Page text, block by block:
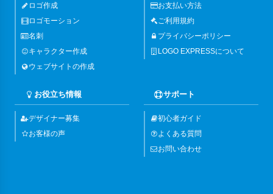
ロゴ作成
ロゴモーション
名刺
キャラクター作成
ウェブサイトの作成
お支払い方法
ご利用規約
プライバシーポリシー
LOGO EXPRESSについて
お役立ち情報
デザイナー募集
お客様の声
サポート
初心者ガイド
よくある質問
お問い合わせ